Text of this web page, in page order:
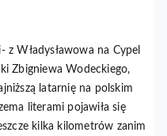
z Władysławowa na Cypel
Zbigniewa Wodeckiego,
latarnię na polskim
literami pojawiła się
kilka kilometrów zanim